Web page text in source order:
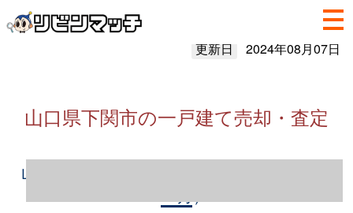
更新日 2024年08月07日
山口県下関市の一戸建て売却・査定
山口県下関市の一戸建て売却情報（2023年1